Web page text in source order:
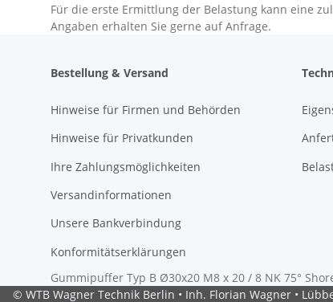
Für die erste Ermittlung der Belastung kann eine
Angaben erhalten Sie gerne auf Anfrage.
Bestellung & Versand
Hinweise für Firmen und Behörden
Hinweise für Privatkunden
Ihre Zahlungsmöglichkeiten
Versandinformationen
Unsere Bankverbindung
Konformitätserklärungen
Gummipuffer Typ B Ø30x20 M8 x 20 / 8 NK 75°
© WTB Wagner Technik Berlin • Inh. Florian Wagner •